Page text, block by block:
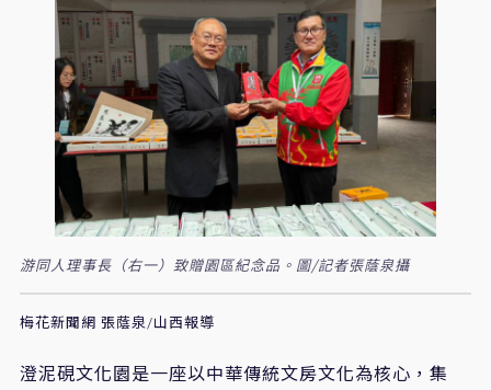
游同人理事長（右一）致贈園區紀念品。圖/記者張蔭泉攝
梅花新聞網 張蔭泉/山西報導
澄泥硯文化園是一座以中華傳統文房文化為核心，集